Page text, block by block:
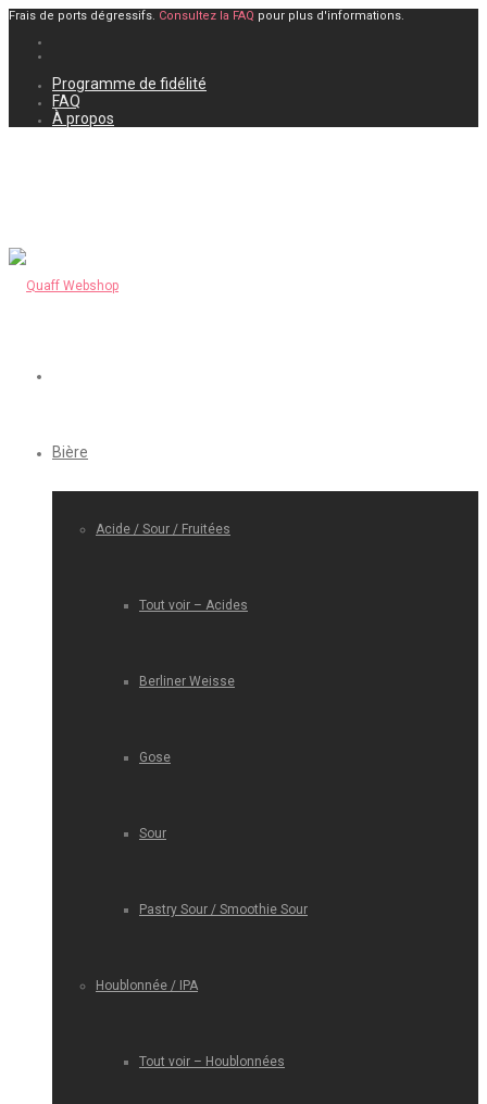
Frais de ports dégressifs. Consultez la FAQ pour plus d'informations.
Programme de fidélité
FAQ
À propos
Bière
Acide / Sour / Fruitées
Tout voir – Acides
Berliner Weisse
Gose
Sour
Pastry Sour / Smoothie Sour
Houblonnée / IPA
Tout voir – Houblonnées